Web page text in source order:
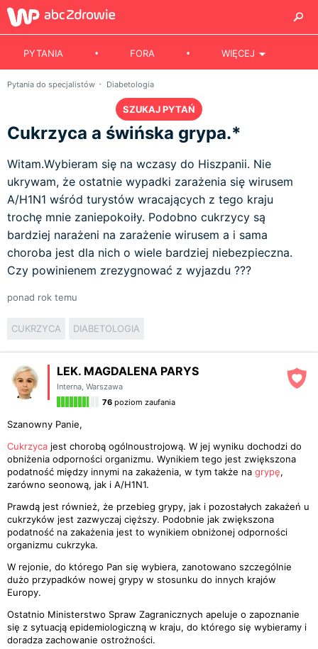
PYTANIA FORA WIĘCEJ
Pytania do specjalistów Diabetologia
SZUKAJ PYTAŃ
Cukrzyca a świńska grypa.*
Witam.Wybieram się na wczasy do Hiszpanii. Nie
ukrywam, że ostatnie wypadki zarażenia się wirusem
A/H1N1 wśród turystów wracających z tego kraju
trochę mnie zaniepokoiły. Podobno cukrzycy są
bardziej narażeni na zarażenie wirusem a i sama
choroba jest dla nich o wiele bardziej niebezpieczna.
Czy powinienem zrezygnować z wyjazdu ???
ponad rok temu
CUKRZYCA DIABETOLOGIA
LEK. MAGDALENA PARYS
Interna, Warszawa
76 poziom zaufania
Szanowny Panie,
Cukrzyca jest chorobą ogólnoustrojową. W jej wyniku dochodzi do
obniżenia odporności organizmu. Wynikiem tego jest zwiększona
podatność między innymi na zakażenia, w tym także na grypę,
zarówno seonową, jak i A/H1N1.
Prawdą jest również, że przebieg grypy, jak i pozostałych zakażeń u
cukrzyków jest zazwyczaj cięższy. Podobnie jak zwiększona
podatność na zakażenia jest to wynikiem obniżonej odporności
organizmu cukrzyka.
W rejonie, do którego Pan się wybiera, zanotowano szczególnie
dużo przypadków nowej grypy w stosunku do innych krajów
Europy.
Ostatnio Ministerstwo Spraw Zagranicznych apeluje o zapoznanie
się z sytuacją epidemiologiczną w kraju, do którego się wybieramy i
doradza zachowanie ostrożności.